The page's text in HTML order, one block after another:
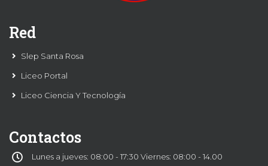
Red
Slep Santa Rosa
Liceo Portal
Liceo Ciencia Y Tecnología
Contactos
Lunes a jueves: 08:00 - 17:30 Viernes: 08:00 - 14.00